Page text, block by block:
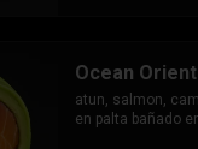
Ocean
atun, salmon,
en palta bañado